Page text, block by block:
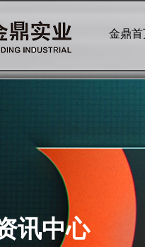
金鼎首
讯中心